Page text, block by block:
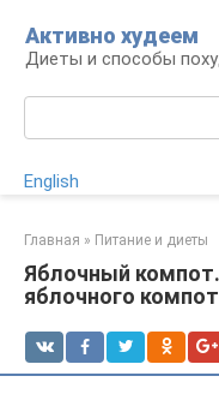
контенту
Активно худеем
Диеты и способы
English
Главная » Питание и диеты
Яблочный
яблочного